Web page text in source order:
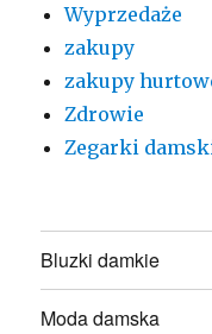
Wyprzedaże
zakupy
zakupy
Zdrowie
Zegarki
Bluzki damkie
Moda damska